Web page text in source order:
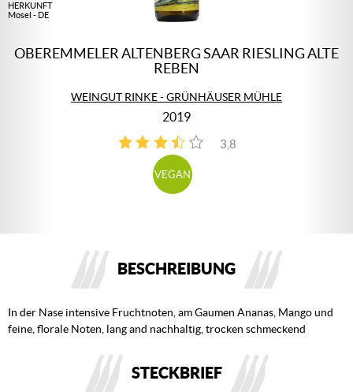
HERKUNFT
Mosel - DE
OBEREMMELER ALTENBERG SAAR RIESLING ALTE
REBEN
WEINGUT RINKE - GRÜNHÄUSER MÜHLE
2019
3,8
4
VEGAN
BESCHREIBUNG
In der Nase intensive Fruchtnoten, am Gaumen Ananas, Mango und
feine, florale Noten, lang and nachhaltig, trocken schmeckend
STECKBRIEF